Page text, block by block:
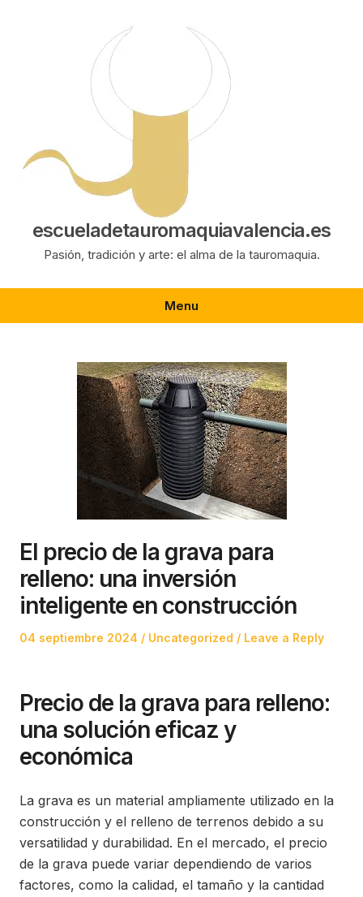
escueladetauromaquiavalencia.es
Pasión, tradición y arte: el alma de la tauromaquia.
Menu
El precio de la grava para
relleno: una inversión
inteligente en construcción
Posted
04 septiembre 2024
Posted
Uncategorized Leave a Reply
Precio de la grava para relleno:
una solución eficaz y
económica
La grava es un material ampliamente utilizado en la
construcción y el relleno de terrenos debido a su
versatilidad y durabilidad. En el mercado, el precio
de la grava puede variar dependiendo de varios
factores, como la calidad, el tamaño y la cantidad